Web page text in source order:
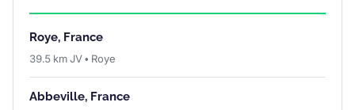
Roye, France
39.5 km JV • Roye
Abbeville, France